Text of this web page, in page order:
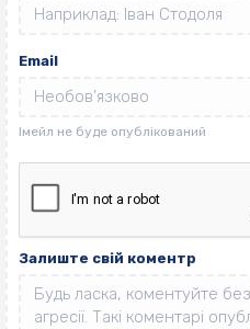
Email
Залиште свій коментр